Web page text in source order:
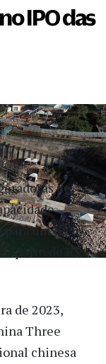
IPO das
de
—
para um IPO
perto de R$
de 2023,
Three
chinesa